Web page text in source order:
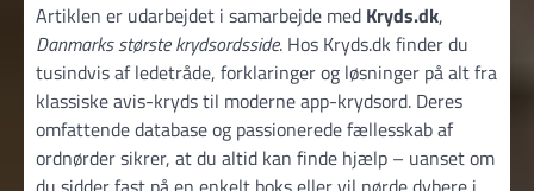
Artiklen er udarbejdet i samarbejde med Kryds.dk,
Danmarks største krydsordsside. Hos Kryds.dk finder du
tusindvis af ledetråde, forklaringer og løsninger på alt fra
klassiske avis-kryds til moderne app-krydsord. Deres
omfattende database og passionerede fællesskab af
ordnørder sikrer, at du altid kan finde hjælp – uanset om